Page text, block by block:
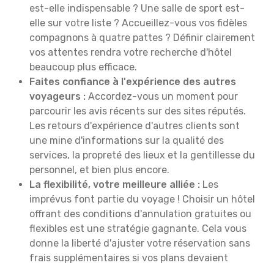
est-elle indispensable ? Une salle de sport est-
elle sur votre liste ? Accueillez-vous vos fidèles
compagnons à quatre pattes ? Définir clairement
vos attentes rendra votre recherche d'hôtel
beaucoup plus efficace.
Faites confiance à l'expérience des autres
voyageurs : Accordez-vous un moment pour
parcourir les avis récents sur des sites réputés.
Les retours d'expérience d'autres clients sont
une mine d'informations sur la qualité des
services, la propreté des lieux et la gentillesse du
personnel, et bien plus encore.
La flexibilité, votre meilleure alliée : Les
imprévus font partie du voyage ! Choisir un hôtel
offrant des conditions d'annulation gratuites ou
flexibles est une stratégie gagnante. Cela vous
donne la liberté d'ajuster votre réservation sans
frais supplémentaires si vos plans devaient